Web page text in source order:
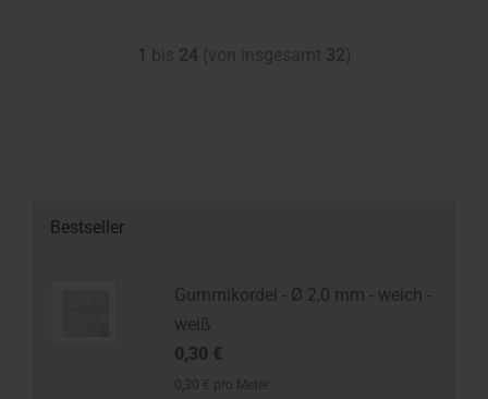
Bestseller
Gummikordel - Ø 2,0 mm - weich -
weiß
0,30 €